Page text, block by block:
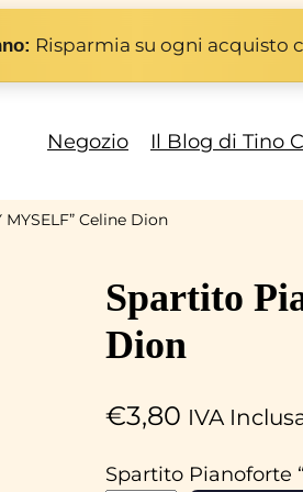
Risparmia su ogni acquisto
Negozio Il Blog di Tino
Celine Dion
Spartito
Dion
€3,80 IVA
Spartito Pianoforte